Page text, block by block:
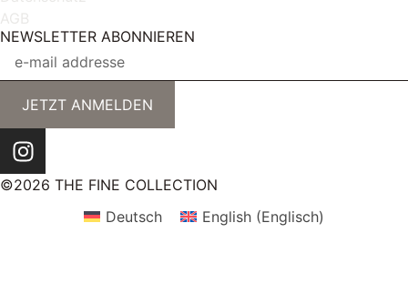
AGB
NEWSLETTER ABONNIEREN
JETZT ANMELDEN
©2026 THE FINE COLLECTION
Deutsch
English (Englisch)